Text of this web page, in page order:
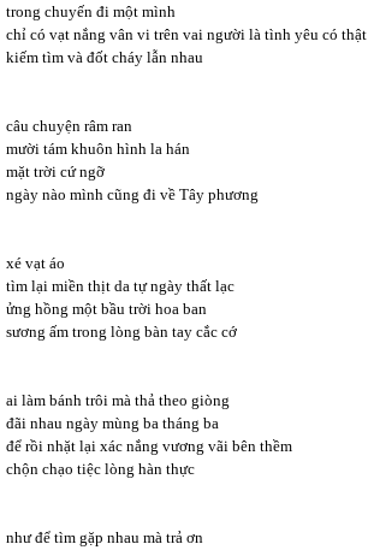
trong chuyến đi một mình
chỉ có vạt nắng vân vi trên vai người là tình yêu có thật
kiếm tìm và đốt cháy lẫn nhau
câu chuyện râm ran
mười tám khuôn hình la hán
mặt trời cứ ngỡ
ngày nào mình cũng đi về Tây phương
xé vạt áo
tìm lại miền thịt da tự ngày thất lạc
ửng hồng một bầu trời hoa ban
sương ấm trong lòng bàn tay cắc cớ
ai làm bánh trôi mà thả theo giòng
đãi nhau ngày mùng ba tháng ba
để rồi nhặt lại xác nắng vương vãi bên thềm
chộn chạo tiệc lòng hàn thực
như để tìm gặp nhau mà trả ơn